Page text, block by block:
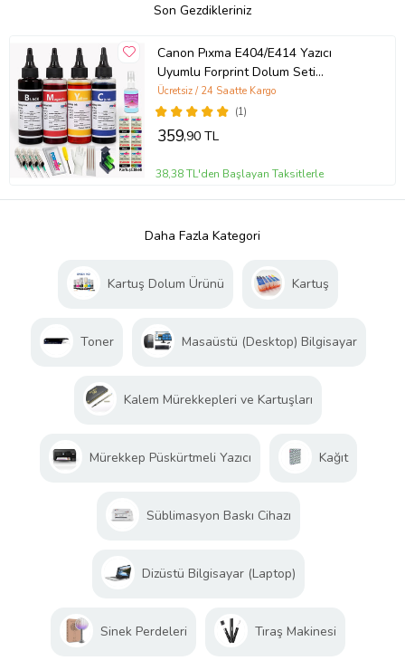
Son Gezdikleriniz
Canon Pıxma E404/E414 Yazıcı
Uyumlu Forprint Dolum Seti
4X100ml (Çok Renkli)
(1)
Ücretsiz / 24 Saatte Kargo
359,90 TL
38,38 TL'den Başlayan Taksitlerle
Daha Fazla Kategori
Kartuş Dolum Ürünü Kartuş
Toner Masaüstü (Desktop) Bilgisayar
Kalem Mürekkepleri ve Kartuşları
Mürekkep Püskürtmeli Yazıcı Kağıt
Süblimasyon Baskı Cihazı
Dizüstü Bilgisayar (Laptop)
Sinek Perdeleri Tıraş Makinesi